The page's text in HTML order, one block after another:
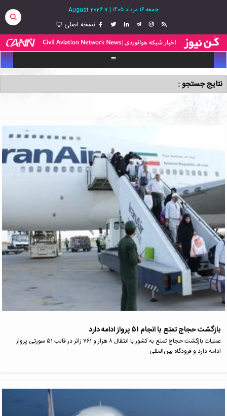
جمعه ۱۶ مرداد ۱۴۰۵ |
7 August 2026
نسخه اصلی
نتایج جستجو :
بازگشت حجاج تمتع با انجام ۵۱ پرواز ادامه دارد
عملیات بازگشت حجاج تمتع به کشور با انتقال ۸ هزار و ۷۶۱ زائر در قالب ۵۱ سورتی پرواز
ادامه دارد و فرودگاه بین‌المللی…